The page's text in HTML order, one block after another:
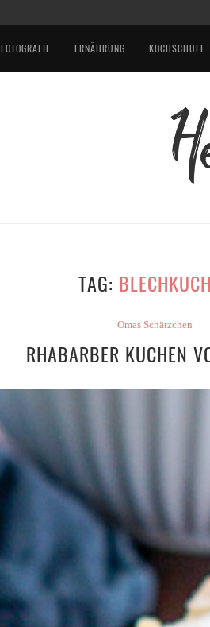
FOTOGRAFIE ERNÄHRUNG KOCHSCHULE
TAG:
Omas Schätzchen
RHABARBER KUCHEN